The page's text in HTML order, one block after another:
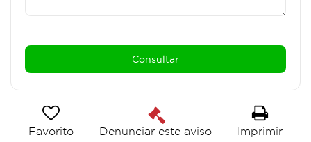
Favorito Denunciar este aviso Imprimir